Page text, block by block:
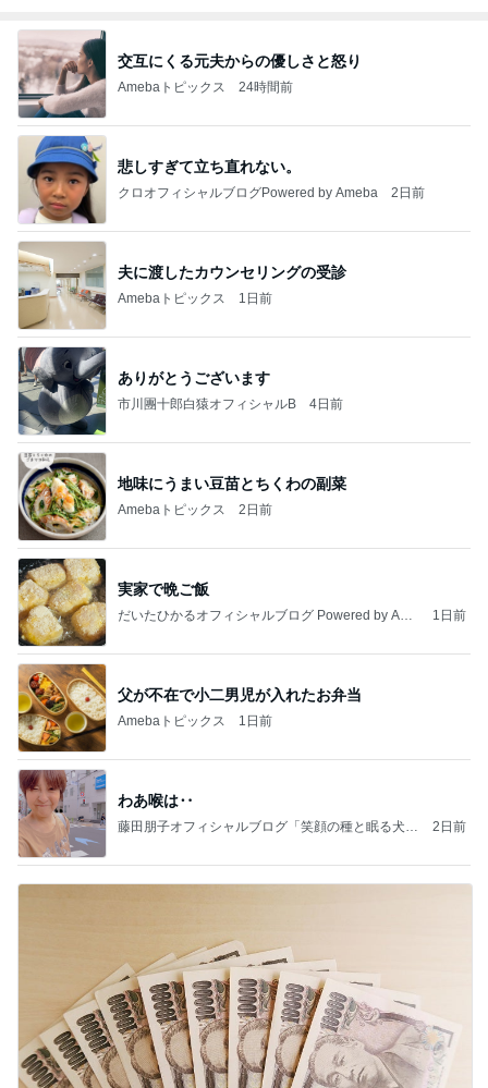
交互にくる元夫からの優しさと怒り
Amebaトピックス 24時間前
悲しすぎて立ち直れない。
クロオフィシャルブログPowered by Ameba 2日前
夫に渡したカウンセリングの受診
Amebaトピックス 1日前
ありがとうございます
市川團十郎白猿オフィシャルB 4日前
地味にうまい豆苗とちくわの副菜
Amebaトピックス 2日前
実家で晩ご飯
だいたひかるオフィシャルブログ Powered by Ame
1日前
父が不在で小二男児が入れたお弁当
Amebaトピックス 1日前
わあ喉は‥
藤田朋子オフィシャルブログ「笑顔の種と眠る犬」
2日前